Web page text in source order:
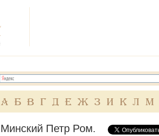
А Б В Г Д Е Ж З И К Л М
Минский Петр Ром.